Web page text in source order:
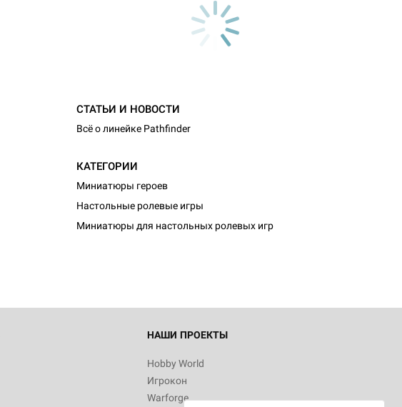
СТАТЬИ И НОВОСТИ
Всё о линейке Pathfinder
КАТЕГОРИИ
Миниатюры героев
Настольные ролевые игры
Миниатюры для настольных ролевых игр
НАШИ ПРОЕКТЫ
Hobby World
Игрокон
Warforge